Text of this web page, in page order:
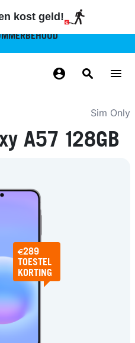
kost geld!
Sim Only
A57 128GB
€289
TOESTEL
KORTING